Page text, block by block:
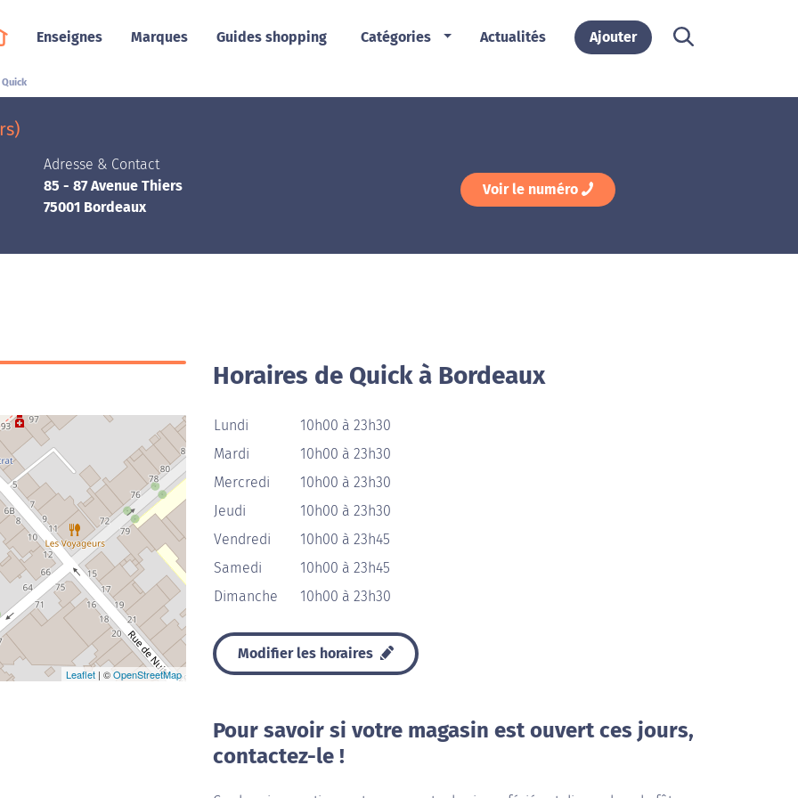
Enseignes Marques Guides shopping Catégories Actualités Ajouter
Quick
Adresse & Contact
85 - 87 Avenue Thiers
75001 Bordeaux
Voir le numéro
Leaflet | ©OpenStreetMap
Horaires de Quick à Bordeaux
Lundi
10h00 à 23h30
Mardi
10h00 à 23h30
Mercredi
10h00 à 23h30
Jeudi
10h00 à 23h30
Vendredi
10h00 à 23h45
Samedi
10h00 à 23h45
Dimanche
10h00 à 23h30
Modifier les horaires
Pour savoir si votre magasin est ouvert ces jours,
contactez-le !